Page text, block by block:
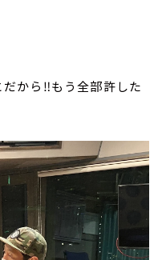
だから‼もう全部許した